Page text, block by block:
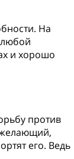
На
и хорошо
против
желающий,
его. Ведь